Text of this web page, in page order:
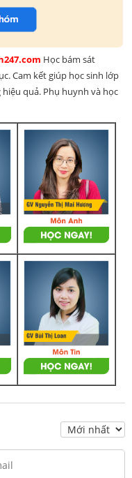
Học bám sát
Cam kết giúp học sinh lớp
quả. Phụ huynh và học